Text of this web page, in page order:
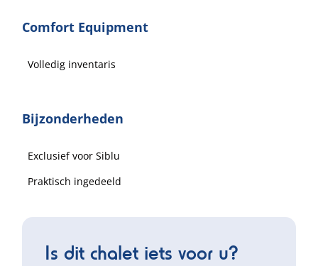
Comfort Equipment
Volledig inventaris
Bijzonderheden
Exclusief voor Siblu
Praktisch ingedeeld
Is dit chalet iets voor u?